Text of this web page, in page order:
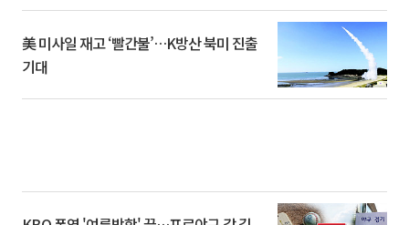
美 미사일 재고 ‘빨간불’…K방산 북미 진출
기대